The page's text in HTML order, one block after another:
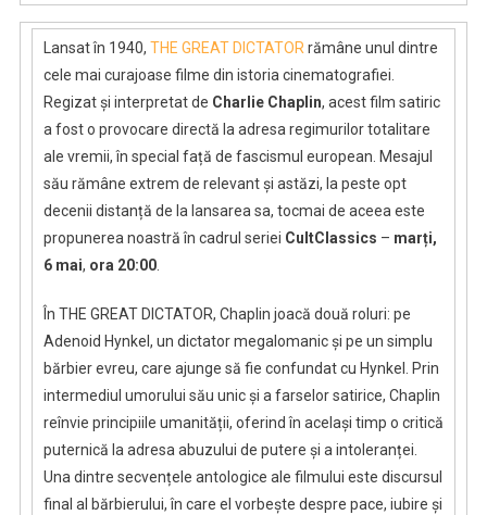
Lansat în 1940, THE GREAT DICTATORrămâne unul dintre
cele mai curajoase filme din istoria cinematografiei.
Regizat și interpretat de Charlie Chaplin, acest film satiric
a fost o provocare directă la adresa regimurilor totalitare
ale vremii, în special față de fascismul european. Mesajul
său rămâne extrem de relevant și astăzi, la peste opt
decenii distanță de la lansarea sa, tocmai de aceea este
propunerea noastră în cadrul seriei CultClassics – marți,
6 mai, ora 20:00.
În THE GREAT DICTATOR, Chaplin joacă două roluri: pe
Adenoid Hynkel, un dictator megalomanic și pe un simplu
bărbier evreu, care ajunge să fie confundat cu Hynkel. Prin
intermediul umorului său unic și a farselor satirice, Chaplin
reînvie principiile umanității, oferind în același timp o critică
puternică la adresa abuzului de putere și a intoleranței.
Una dintre secvențele antologice ale filmului este discursul
final al bărbierului, în care el vorbește despre pace, iubire și